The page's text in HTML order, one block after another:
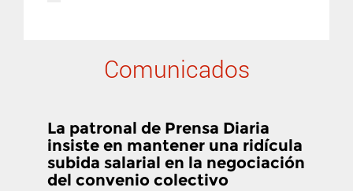
Comunicados
La patronal de Prensa Diaria
insiste en mantener una ridícula
subida salarial en la negociación
del convenio colectivo